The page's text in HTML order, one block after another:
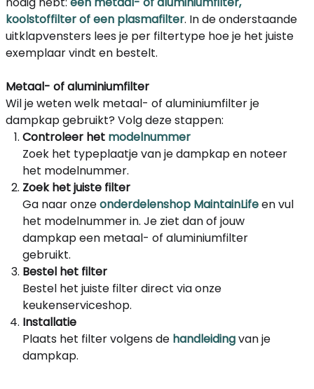
koolstoffilter of een plasmafilter. In de onderstaande
uitklapvensters lees je per filtertype hoe je het juiste
exemplaar vindt en bestelt.
Metaal- of aluminiumfilter
Wil je weten welk metaal- of aluminiumfilter je
dampkap gebruikt? Volg deze stappen:
Controleer het modelnummer
Zoek het typeplaatje van je dampkap en noteer
het modelnummer.
Zoek het juiste filter
Ga naar onzeonderdelenshop MaintainLifeen vul
het modelnummer in. Je ziet dan of jouw
dampkap een metaal- of aluminiumfilter
gebruikt.
Bestel het filter
Bestel het juiste filter direct via onze
keukenserviceshop.
Installatie
Plaats het filter volgens de handleidingvan je
dampkap.